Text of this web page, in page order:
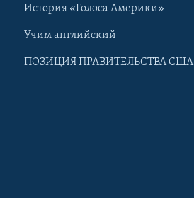
История «Голоса Америки»
Учим английский
ПОЗИЦИЯ ПРАВИТЕЛЬСТВА США